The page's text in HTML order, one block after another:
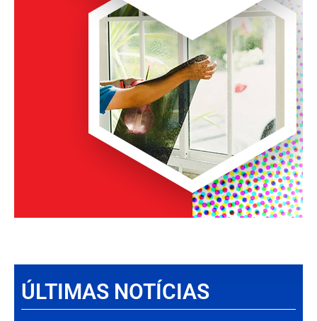
ÚLTIMAS NOTÍCIAS